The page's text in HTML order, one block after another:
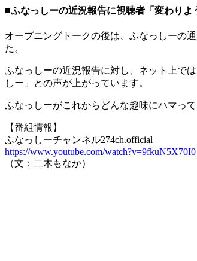
■ふなっしーの近況報告に視聴者「変わりよ
オープニングトークの後は、ふなっしーの
た。
ふなっしーの近況報告に対し、ネット上で
しー」との声が上がっています。
ふなっしーがこれからどんな趣味にハマっ
【番組情報】
ふなっしーチャンネル274ch.official
https://www.youtube.com/watch?v=9fkuN5X70I0
（文：二木もなか）